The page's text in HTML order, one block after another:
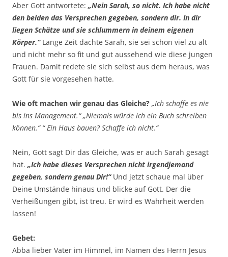
Aber Gott antwortete: „Nein Sarah, so nicht. Ich habe nicht
den beiden das Versprechen gegeben, sondern dir. In dir
liegen Schätze und sie schlummern in deinem eigenen
Körper.“Lange Zeit dachte Sarah, sie sei schon viel zu alt
und nicht mehr so fit und gut aussehend wie diese jungen
Frauen. Damit redete sie sich selbst aus dem heraus, was
Gott für sie vorgesehen hatte.
Wie oft machen wir genau das Gleiche? „Ich schaffe es nie
bis ins Management.“ „Niemals würde ich ein Buch schreiben
können.“ “ Ein Haus bauen? Schaffe ich nicht.“
Nein, Gott sagt Dir das Gleiche, was er auch Sarah gesagt
hat. „Ich habe dieses Versprechen nicht irgendjemand
gegeben, sondern genau Dir!“Und jetzt schaue mal über
Deine Umstände hinaus und blicke auf Gott. Der die
Verheißungen gibt, ist treu. Er wird es Wahrheit werden
lassen!
Gebet:
Abba lieber Vater im Himmel, im Namen des Herrn Jesus